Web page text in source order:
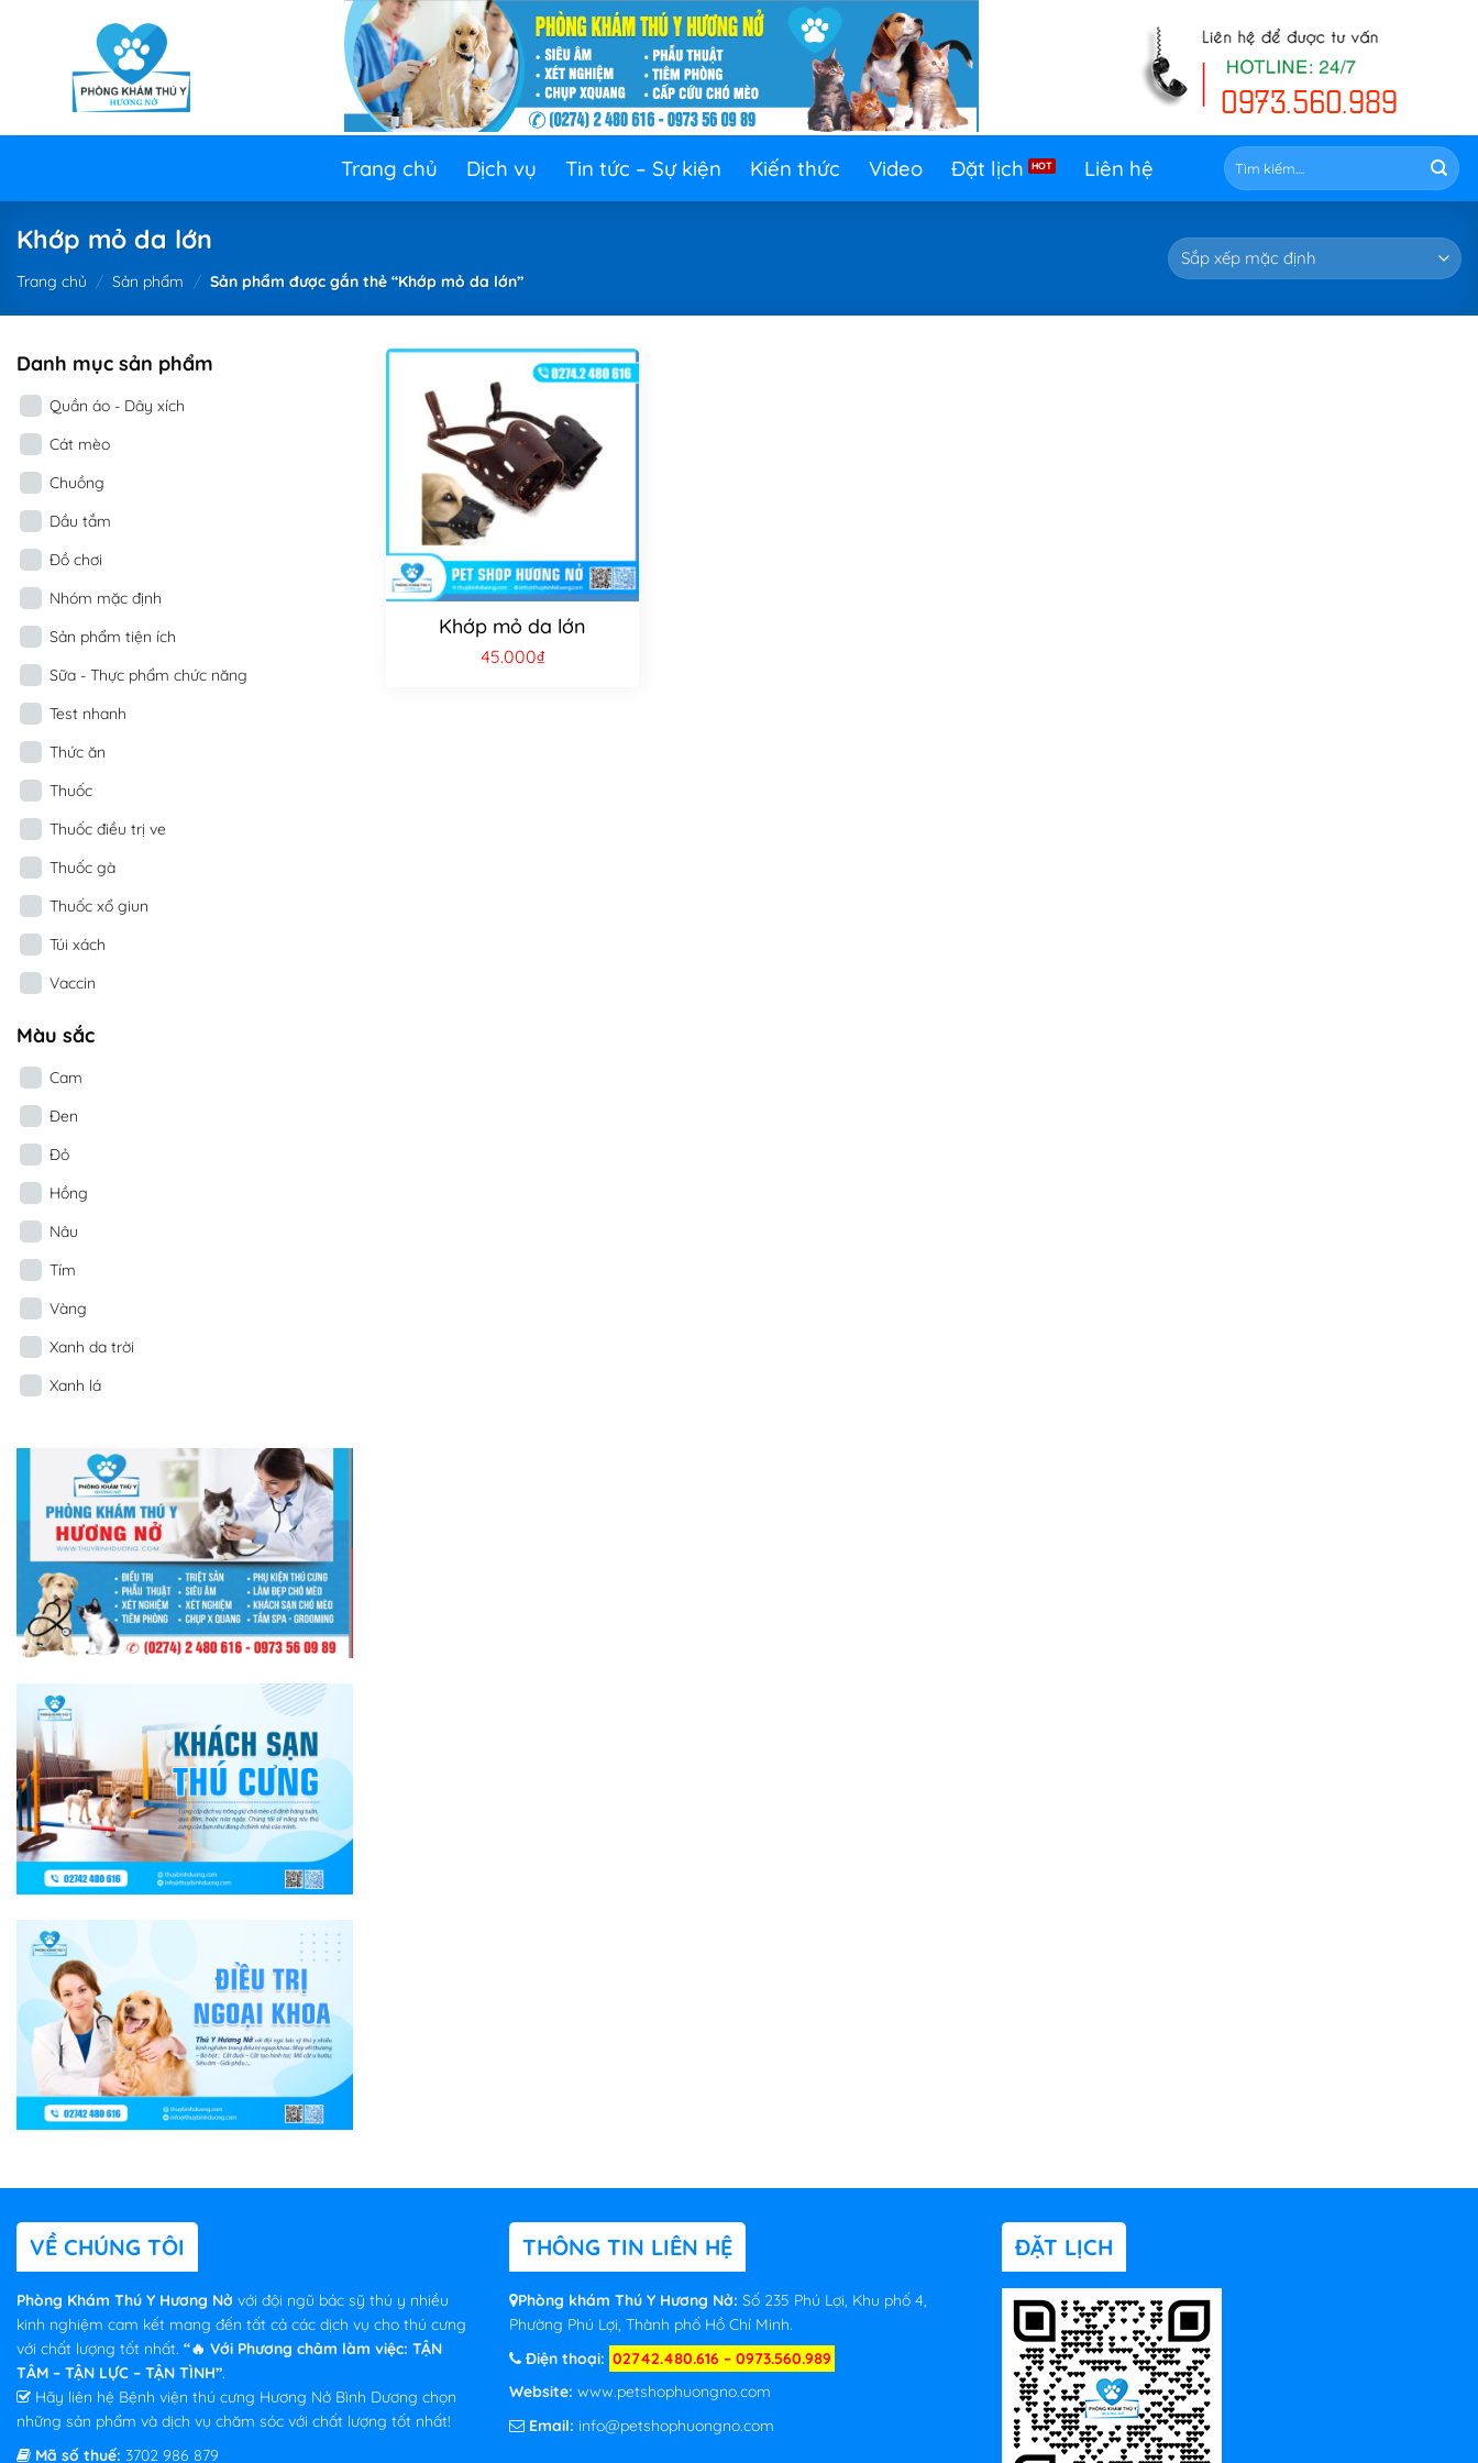
Trang chủ Dịch vụ Tin tức – Sự kiện Kiến thức Video Đặt lịch Liên hệ
Tìm
kiếm:
Khớp mỏ da lớn
Trang chủ / Sản phẩm / Sản phẩm được gắn thẻ “Khớp mỏ da lớn”
Danh mục sản phẩm
Quần áo - Dây xích
Cát mèo
Chuồng
Dầu tắm
Đồ chơi
Nhóm mặc định
Sản phẩm tiện ích
Sữa - Thực phẩm chức năng
Test nhanh
Thức ăn
Thuốc
Thuốc điều trị ve
Thuốc gà
Thuốc xổ giun
Túi xách
Vaccin
Màu sắc
Cam
Đen
Đỏ
Hồng
Nâu
Tím
Vàng
Xanh da trời
Xanh lá
Khớp mỏ da lớn
45.000₫
VỀ CHÚNG TÔI
Phòng Khám Thú Y Hương Nở với đội ngũ bác sỹ thú y nhiều
kinh nghiệm cam kết mang đến tất cả các dịch vụ cho thú cưng
với chất lượng tốt nhất. “🔥 Với Phương châm làm việc: TẬN
TÂM – TẬN LỰC – TẬN TÌNH”.
Hãy liên hệ Bệnh viện thú cưng Hương Nở Bình Dương chọn
những sản phẩm và dịch vụ chăm sóc với chất lượng tốt nhất!
Mã số thuế: 3702 986 879
THÔNG TIN LIÊN HỆ
Phòng khám Thú Y Hương Nở: Số 235 Phú Lợi, Khu phố 4,
Phường Phú Lợi, Thành phố Hồ Chí Minh.
Điện thoại: 02742.480.616 – 0973.560.989
Website: www.petshophuongno.com
Email: info@petshophuongno.com
ĐẶT LỊCH